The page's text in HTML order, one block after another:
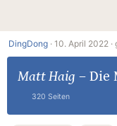
DingDong · 10. April 2022 ·
Matt Haig – Die
320 Seiten